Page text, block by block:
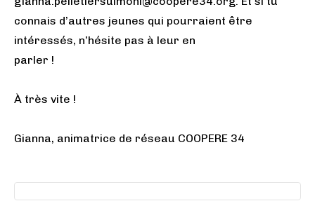
connais d’autres jeunes qui pourraient être
intéressés, n’hésite pas à leur en
parler !
À très vite !
Gianna, animatrice de réseau COOPERE 34